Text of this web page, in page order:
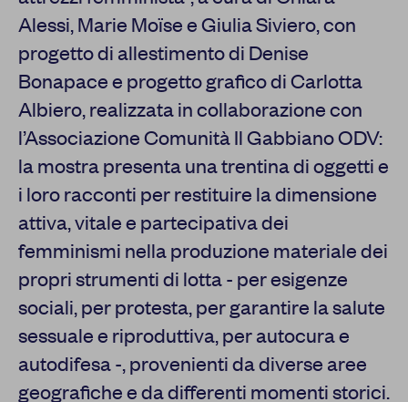
Alessi, Marie Moïse e Giulia Siviero, con
progetto di allestimento di Denise
Bonapace e progetto grafico di Carlotta
Albiero, realizzata in collaborazione con
l’Associazione Comunità Il Gabbiano ODV:
la mostra presenta una trentina di oggetti e
i loro racconti per restituire la dimensione
attiva, vitale e partecipativa dei
femminismi nella produzione materiale dei
propri strumenti di lotta - per esigenze
sociali, per protesta, per garantire la salute
sessuale e riproduttiva, per autocura e
autodifesa -, provenienti da diverse aree
geografiche e da differenti momenti storici.